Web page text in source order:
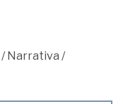
/Narrativa /